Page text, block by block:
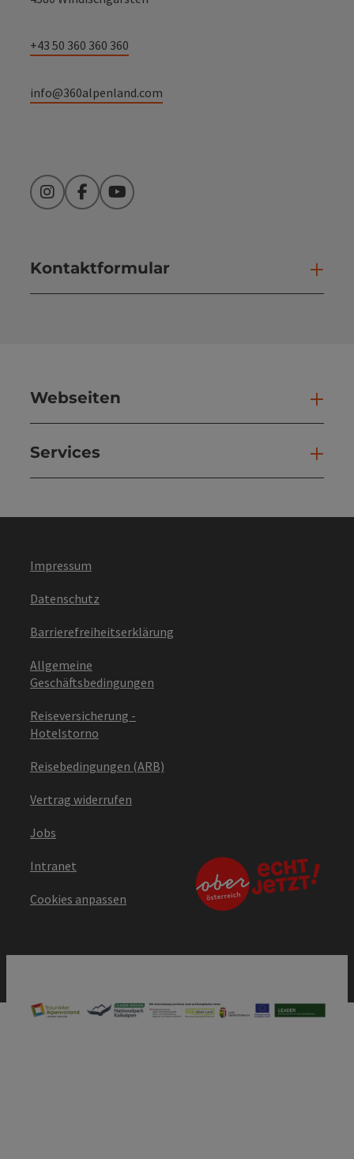
+43 50 360 360 360
info@360alpenland.com
InstagramFacebookYouTube
Kontaktformular
Webseiten
Services
Impressum
Datenschutz
Barrierefreiheitserklärung
Allgemeine
Geschäftsbedingungen
Reiseversicherung -
Hotelstorno
Reisebedingungen (ARB)
Vertrag widerrufen
Jobs
Intranet
Cookies anpassen